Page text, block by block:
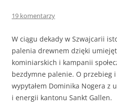
19 komentarzy
W ciągu dekady w Szwajcarii
palenia drewnem dzięki
kominiarskich i kampanii
bezdymne palenie. O przebieg
wypytałem Dominika Nogera z
i energii kantonu Sankt Gallen.